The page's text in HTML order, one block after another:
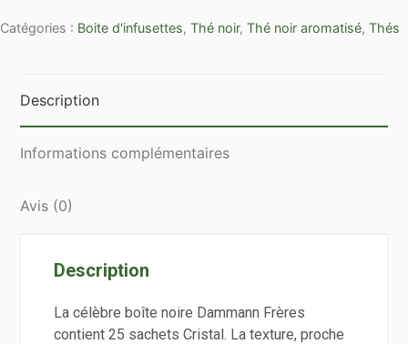
Goût
sachets
cristal
Catégories : Boite d'infusettes, Thé noir, Thé noir aromatisé, Thés
Description
Informations complémentaires
Avis (0)
Description
La célèbre boîte noire Dammann Frères
contient 25 sachets Cristal. La texture, proche